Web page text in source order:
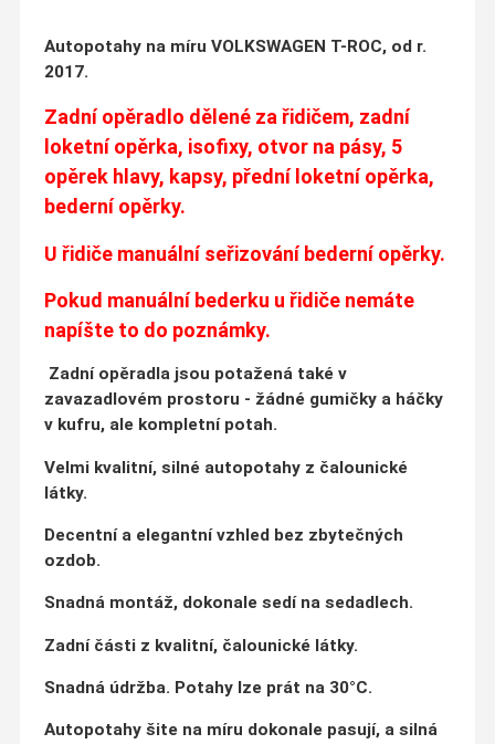
Autopotahy na míru VOLKSWAGEN T-ROC, od r.
2017.
Zadní opěradlo dělené za řidičem, zadní
loketní opěrka, isofixy, otvor na pásy, 5
opěrek hlavy, kapsy, přední loketní opěrka,
bederní opěrky.
U řidiče manuální seřizování bederní opěrky.
Pokud manuální bederku u řidiče nemáte
napíšte to do poznámky.
Zadní opěradla jsou potažená také v
zavazadlovém prostoru - žádné gumičky a háčky
v kufru, ale kompletní potah.
Velmi kvalitní, silné autopotahy z čalounické
látky.
Decentní a elegantní vzhled bez zbytečných
ozdob.
Snadná montáž, dokonale sedí na sedadlech.
Zadní části z kvalitní, čalounické látky.
Snadná údržba. Potahy lze prát na 30°C.
Autopotahy šite na míru dokonale pasují, a silná